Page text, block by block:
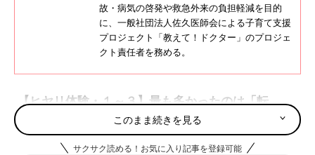
故・病気の啓発や救急外来の負担軽減を目的
に、一般社団法人佐久医師会による子育て支援
プロジェクト「教えて！ドクター」のプロジェ
クト責任者を務める。
【ヒヤリ体験・１～３】最も多かったのは「転
落」。赤ちゃんの転落事故でこわいのは、頭のけが
につながりやすいところ
このまま続きを見る
サクサク読める！お気に入り記事を登録可能